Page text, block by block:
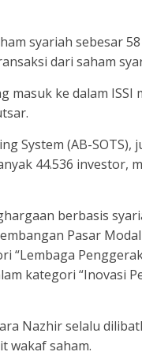
syariah sebesar
dari saham
masuk ke dalam
System (AB-SOTS),
44.536 investor,
berbasis
Pasar
“Lembaga
kategori “Inovasi
Nazhir selalu
wakaf saham.